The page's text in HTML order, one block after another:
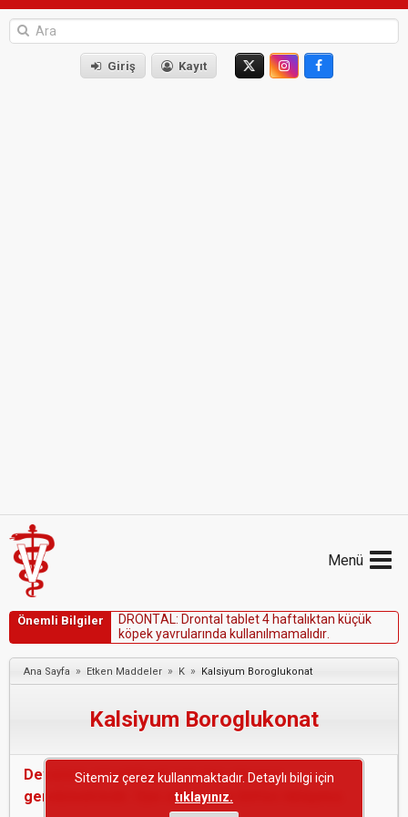
Giriş Kayıt
Menü
Önemli Bilgiler DRONTAL: Dronta tab et4 hafta ıktan küçük
köpekyavru arında ku anı mama ıdır
Ana Sayfa » Etken Maddeler » K » Kalsiyum Boroglukonat
Kalsiyum Boroglukonat
Devamını görebilmek için üye olmanız
gerekmektedir. Üye olmak için lütfen tıklayınız.
Sitemiz çerez kullanmaktadır. Detaylı bilgi için
tıklayınız.